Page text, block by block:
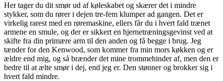
Her tager du dit smør ud af køleskabet og skærer det i mindre
stykker, som du rører i dejen tre-fem klumper ad gangen. Det er
virkelig rarest med en røremaskine, ellers får du i hvert fald trænet
armene en smule, og der er sikkert en hjernetræningsgevinst ved at
skifte fra din primære arm til den anden og få begge i brug. Jeg
tænder for den Kenwood, som kommer fra min mors køkken og er
ældre end mig, og så brænder det mine trommehinder af, men den er
bedre til at ælte smør i dej, end jeg er. Den stønner og brokker sig i
hvert fald mindre.